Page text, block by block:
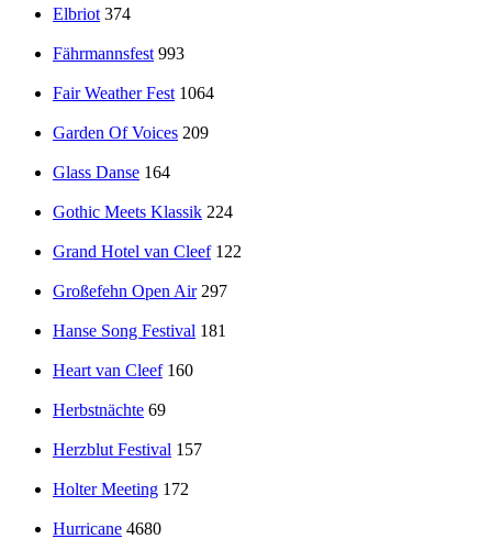
Elbriot 374
Fährmannsfest 993
Fair Weather Fest 1064
Garden Of Voices 209
Glass Danse 164
Gothic Meets Klassik 224
Grand Hotel van Cleef 122
Großefehn Open Air 297
Hanse Song Festival 181
Heart van Cleef 160
Herbstnächte 69
Herzblut Festival 157
Holter Meeting 172
Hurricane 4680